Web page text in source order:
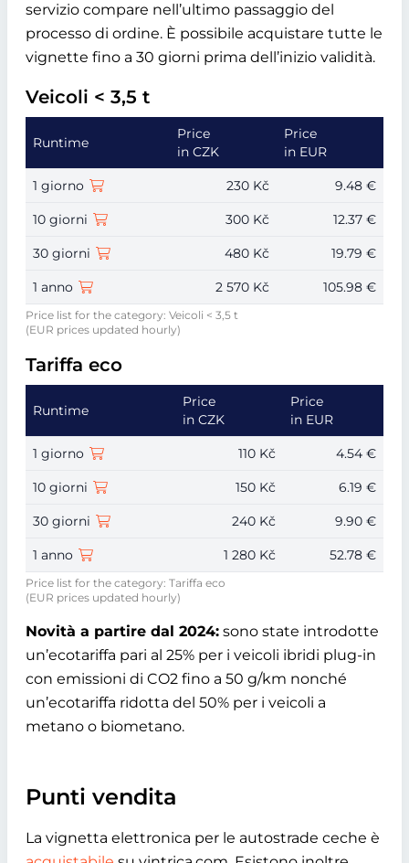
servizio compare nell’ultimo passaggio del
processo di ordine. È possibile acquistare tutte le
vignette fino a 30 giorni prima dell’inizio validità.
Veicoli < 3,5 t
Price list for the category: Veicoli < 3,5 t
(EUR prices updated hourly)
Runtime
Price
in CZK
Price
in EUR
1 giorno 230 Kč 9.48 €
10 giorni 300 Kč 12.37 €
30 giorni 480 Kč 19.79 €
1 anno 2 570 Kč 105.98 €
Tariffa eco
Price list for the category: Tariffa eco
(EUR prices updated hourly)
Runtime
Price
in CZK
Price
in EUR
1 giorno 110 Kč 4.54 €
10 giorni 150 Kč 6.19 €
30 giorni 240 Kč 9.90 €
1 anno 1 280 Kč 52.78 €
Novità a partire dal 2024: sono state introdotte
un’ecotariffa pari al 25% per i veicoli ibridi plug-in
con emissioni di CO2 fino a 50 g/km nonché
un’ecotariffa ridotta del 50% per i veicoli a
metano o biometano.
Punti vendita
La vignetta elettronica per le autostrade ceche è